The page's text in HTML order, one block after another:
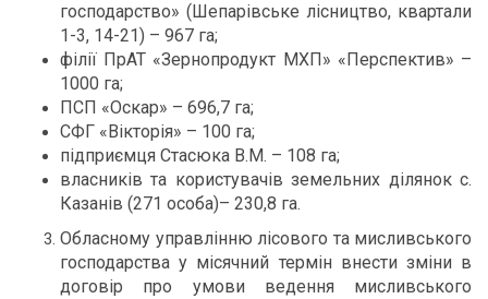
господарство» (Шепарівське лісництво, квартали
1-3, 14-21) – 967 га;
філії ПрАТ «Зернопродукт МХП» «Перспектив» –
1000 га;
ПСП «Оскар» – 696,7 га;
СФГ «Вікторія» – 100 га;
підприємця Стасюка В.М. – 108 га;
власників та користувачів земельних ділянок с.
Казанів (271 особа)– 230,8 га.
Обласному управлінню лісового та мисливського
господарства у місячний термін внести зміни в
договір про умови ведення мисливського